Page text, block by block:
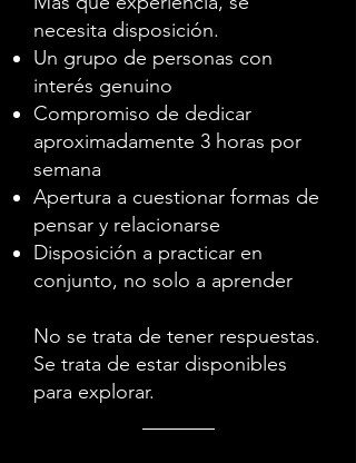
necesita disposición.
Un grupo de personas con
interés genuino
Compromiso de dedicar
aproximadamente 3 horas por
semana
Apertura a cuestionar formas de
pensar y relacionarse
Disposición a practicar en
conjunto, no solo a aprender
No se trata de tener respuestas.
Se trata de estar disponibles
para explorar.